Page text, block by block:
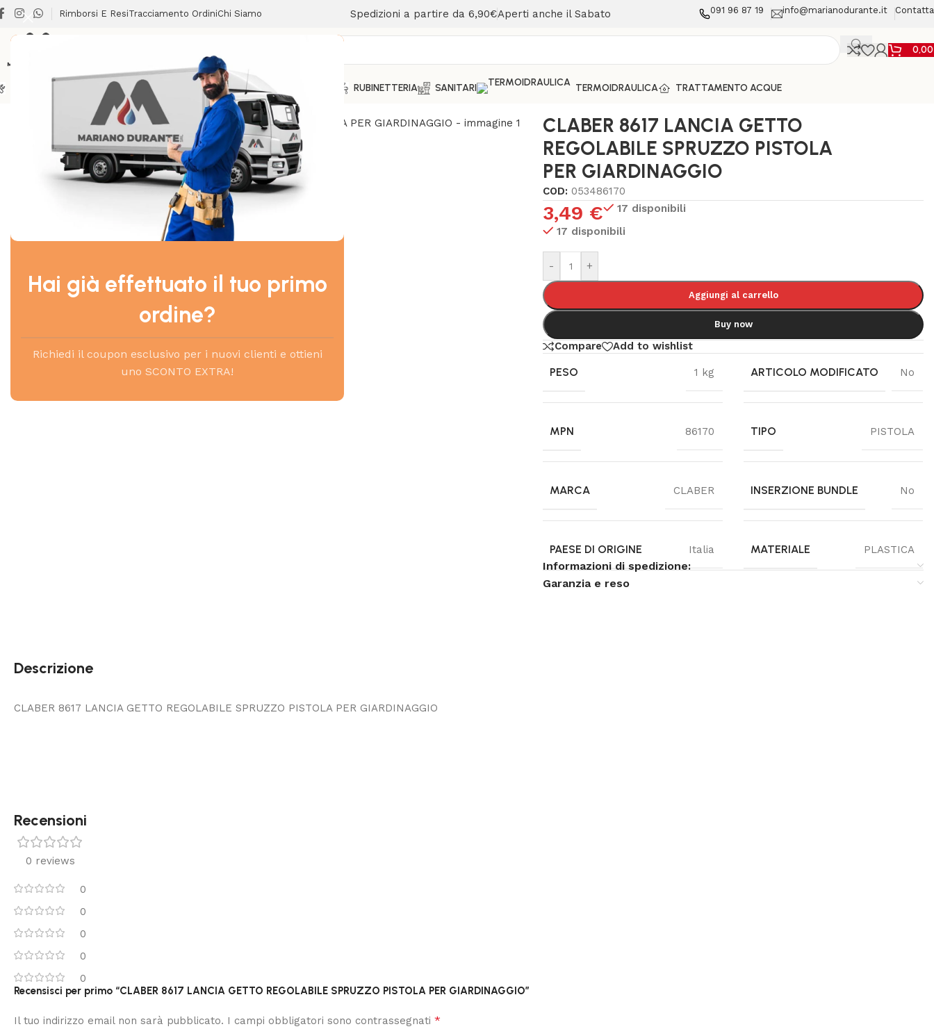
Hai già effettuato il tuo primo
ordine?
Richiedi il coupon esclusivo per i nuovi clienti e ottieni
uno SCONTO EXTRA!
Rimborsi E ResiTracciamento OrdiniChi Siamo Spedizioni a partire da 6,90€Aperti anche il Sabato 091 96 87 19 info@marianodurante.it
CLIMATIZZAZIONE LAVANDERIA RISCALDAMENTO RUBINETTERIA SANITARI TERMOIDRAULICA TRATTAMENTO ACQUE
GIARDINAGGIO/CLABER 8617 LANCIA GETTO REGOLABILE SPRUZZO PISTOLA PER GIARDINAGGIO
CLABER 8617 LANCIA GETTO
REGOLABILE SPRUZZO PISTOLA
PER GIARDINAGGIO
COD: 053486170
3,49 €
17 disponibili
17 disponibili
- +
Aggiungi al carrello
Buy now
Compare Add to wishlist
PESO 1 kg ARTICOLO MODIFICATO No
MPN 86170 TIPO PISTOLA
MARCA CLABER INSERZIONE BUNDLE No
PAESE DI ORIGINE Italia MATERIALE PLASTICA
Informazioni di spedizione:
Garanzia e reso
Descrizione
CLABER 8617 LANCIA GETTO REGOLABILE SPRUZZO PISTOLA PER GIARDINAGGIO
Recensioni
0 reviews
0
0
0
0
0
Recensisci per primo “CLABER 8617 LANCIA GETTO REGOLABILE SPRUZZO PISTOLA PER GIARDINAGGIO”
Il tuo indirizzo email non sarà pubblicato. I campi obbligatori sono contrassegnati *